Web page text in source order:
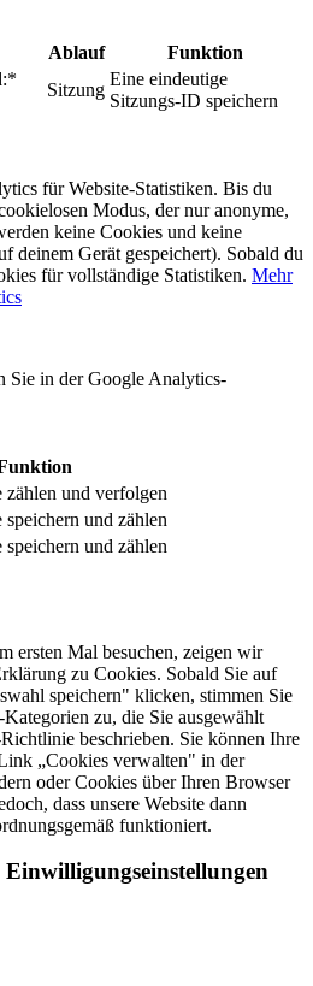
Ablauf
Funktion
Sitzung
Eine eindeutige
Sitzungs-ID speichern
für Website-Statistiken. Bis du
Modus, der nur anonyme,
keine Cookies und keine
deinem Gerät gespeichert). Sobald du
für vollständige Statistiken. Mehr
Sie in der Google Analytics-
zählen und verfolgen
speichern und zählen
speichern und zählen
ersten Mal besuchen, zeigen wir
zu Cookies. Sobald Sie auf
speichern" klicken, stimmen Sie
zu, die Sie ausgewählt
beschrieben. Sie können Ihre
„Cookies verwalten" in der
oder Cookies über Ihren Browser
dass unsere Website dann
funktioniert.